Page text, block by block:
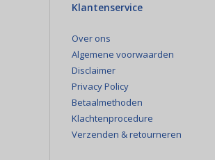
Klantenservice
Over ons
Algemene voorwaarden
Disclaimer
Privacy Policy
Betaalmethoden
Klachtenprocedure
Verzenden & retourneren